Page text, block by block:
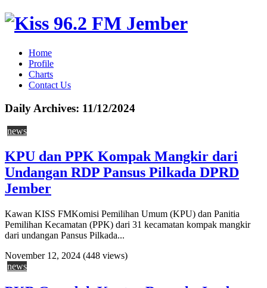
Home
Profile
Charts
Contact Us
Daily Archives: 11/12/2024
news
KPU dan PPK Kompak Mangkir dari
Undangan RDP Pansus Pilkada DPRD
Jember
Kawan KISS FMKomisi Pemilihan Umum (KPU) dan Panitia
Pemilihan Kecamatan (PPK) dari 31 kecamatan kompak mangkir
dari undangan Pansus Pilkada...
November 12, 2024 (448 views)
news